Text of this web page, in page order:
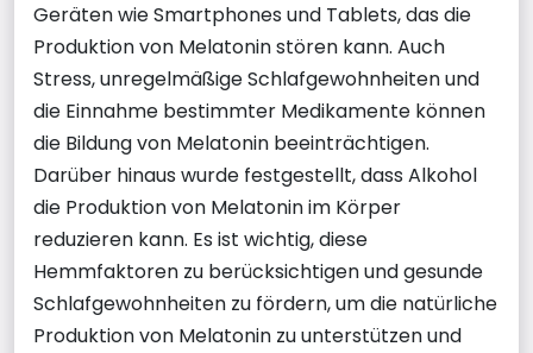
Geräten wie Smartphones und Tablets, das die
Produktion von Melatonin stören kann. Auch
Stress, unregelmäßige Schlafgewohnheiten und
die Einnahme bestimmter Medikamente können
die Bildung von Melatonin beeinträchtigen.
Darüber hinaus wurde festgestellt, dass Alkohol
die Produktion von Melatonin im Körper
reduzieren kann. Es ist wichtig, diese
Hemmfaktoren zu berücksichtigen und gesunde
Schlafgewohnheiten zu fördern, um die natürliche
Produktion von Melatonin zu unterstützen und